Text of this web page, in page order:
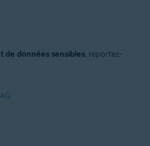
de données sensibles, reportez-